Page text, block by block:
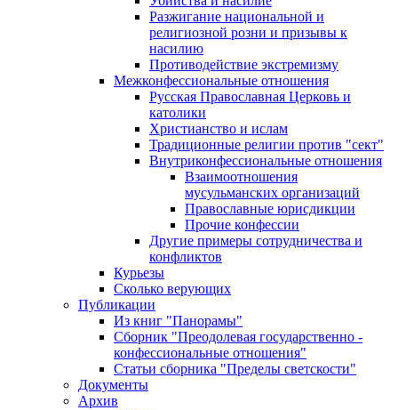
Разжигание национальной и
религиозной розни и призывы к
насилию
Противодействие экстремизму
Межконфессиональные отношения
Русская Православная Церковь и
католики
Христианство и ислам
Традиционные религии против "сект"
Внутриконфессиональные отношения
Взаимоотношения
мусульманских организаций
Православные юрисдикции
Прочие конфессии
Другие примеры сотрудничества и
конфликтов
Курьезы
Сколько верующих
Публикации
Из книг "Панорамы"
Сборник "Преодолевая государственно -
конфессиональные отношения"
Статьи сборника "Пределы светскости"
Документы
Архив